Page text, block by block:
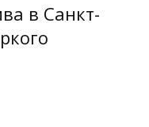
в Санкт-